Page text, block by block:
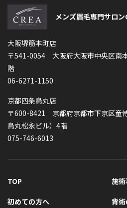
メンズ眉毛専門サロン
大阪堺筋本町店
〒541-0054 大阪府大阪市中央区南
階
06-6271-1150
京都四条烏丸店
〒600-8421 京都府京都市下京区童
烏丸松永ビル）4階
075-746-6013
TOP
初めての方へ
施
背